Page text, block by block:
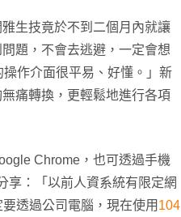
生技竟於不到二個月內就讓
題，不會去逃避，一定會想
操作介面很平易、好懂。」新
痛轉換，更輕鬆地進行各項
Chrome，也可透過手機
享：「以前人資系統有限定網
透過公司電腦，現在使用 104